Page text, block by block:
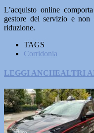
L’acquisto online
gestore del servizio e non
riduzione.
TAGS
Corridonia
LEGGI ANCHEALTRI